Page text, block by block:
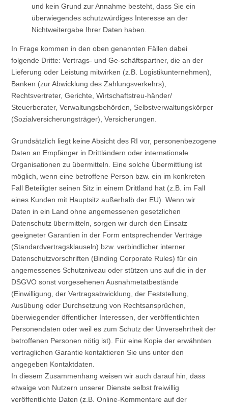
und kein Grund zur Annahme besteht, dass Sie ein
überwiegendes schutzwürdiges Interesse an der
Nichtweitergabe Ihrer Daten haben.
In Frage kommen in den oben genannten Fällen dabei
folgende Dritte: Vertrags- und Ge-schäftspartner, die an der
Lieferung oder Leistung mitwirken (z.B. Logistikunternehmen),
Banken (zur Abwicklung des Zahlungsverkehrs),
Rechtsvertreter, Gerichte, Wirtschaftstreu-händer/
Steuerberater, Verwaltungsbehörden, Selbstverwaltungskörper
(Sozialversicherungsträger), Versicherungen.
Grundsätzlich liegt keine Absicht des RI vor, personenbezogene
Daten an Empfänger in Drittländern oder internationale
Organisationen zu übermitteln. Eine solche Übermittlung ist
möglich, wenn eine betroffene Person bzw. ein im konkreten
Fall Beteiligter seinen Sitz in einem Drittland hat (z.B. im Fall
eines Kunden mit Hauptsitz außerhalb der EU). Wenn wir
Daten in ein Land ohne angemessenen gesetzlichen
Datenschutz übermitteln, sorgen wir durch den Einsatz
geeigneter Garantien in der Form entsprechender Verträge
(Standardvertragsklauseln) bzw. verbindlicher interner
Datenschutzvorschriften (Binding Corporate Rules) für ein
angemessenes Schutzniveau oder stützen uns auf die in der
DSGVO sonst vorgesehenen Ausnahmetatbestände
(Einwilligung, der Vertragsabwicklung, der Feststellung,
Ausübung oder Durchsetzung von Rechtsansprüchen,
überwiegender öffentlicher Interessen, der veröffentlichten
Personendaten oder weil es zum Schutz der Unversehrtheit der
betroffenen Personen nötig ist). Für eine Kopie der erwähnten
vertraglichen Garantie kontaktieren Sie uns unter den
angegeben Kontaktdaten.
In diesem Zusammenhang weisen wir auch darauf hin, dass
etwaige von Nutzern unserer Dienste selbst freiwillig
veröffentlichte Daten (z.B. Online-Kommentare auf der